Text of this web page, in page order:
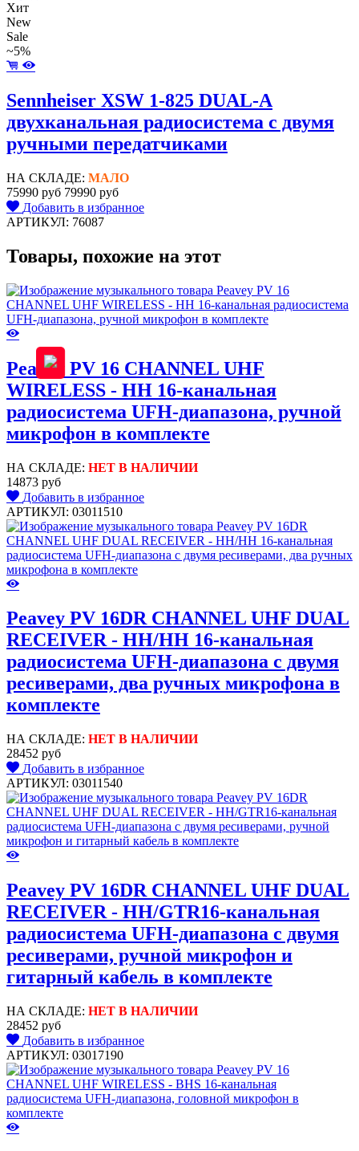
Хит
New
Sale
~5%
Sennheiser XSW 1-825 DUAL-A
двухканальная радиосистема с двумя
ручными передатчиками
НА СКЛАДЕ: МАЛО
75990 руб 79990 руб
Добавить в избранное
АРТИКУЛ: 76087
Товары, похожие на этот
Peavey PV 16 CHANNEL UHF
WIRELESS - HH 16-канальная
радиосистема UFH-диапазона, ручной
микрофон в комплекте
НА СКЛАДЕ: НЕТ В НАЛИЧИИ
14873 руб
Добавить в избранное
АРТИКУЛ: 03011510
Peavey PV 16DR CHANNEL UHF DUAL
RECEIVER - HH/HH 16-канальная
радиосистема UFH-диапазона с двумя
ресиверами, два ручных микрофона в
комплекте
НА СКЛАДЕ: НЕТ В НАЛИЧИИ
28452 руб
Добавить в избранное
АРТИКУЛ: 03011540
Peavey PV 16DR CHANNEL UHF DUAL
RECEIVER - HH/GTR16-канальная
радиосистема UFH-диапазона с двумя
ресиверами, ручной микрофон и
гитарный кабель в комплекте
НА СКЛАДЕ: НЕТ В НАЛИЧИИ
28452 руб
Добавить в избранное
АРТИКУЛ: 03017190